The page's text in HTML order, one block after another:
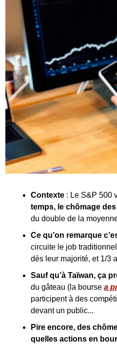
Contexte : Le S&P 500
temps, le chômage
du double de la
Ce qu’on remarque
circuite le job
dès leur majorité, et 1/3
Sauf qu’à Taïwan, ça
du gâteau (la bourse a
participent à des
devant un public...
Pire encore, des
quelles actions en